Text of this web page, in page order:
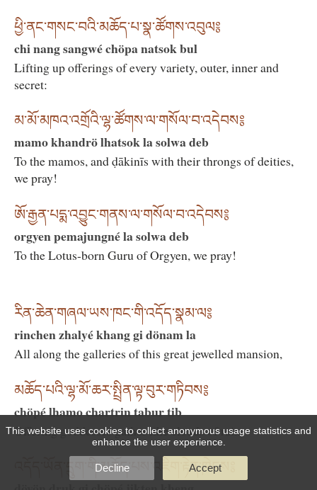
ཕྱི་ནང་གསང་བའི་མཆོད་པ་སྣ་ཚོགས་འབུལ༔
chi nang sangwé chöpa natsok bul
Lifting up offerings of every variety, outer, inner and
secret:
མ་མོ་མཁའ་འགྲོའི་ལྷ་ཚོགས་ལ་གསོལ་བ་འདེབས༔
mamo khandrö lhatsok la solwa deb
To the mamos, and ḍākinīs with their throngs of deities,
we pray!
ཨོ་རྒྱན་པདྨ་འབྱུང་གནས་ལ་གསོལ་བ་འདེབས༔
orgyen pemajungné la solwa deb
To the Lotus-born Guru of Orgyen, we pray!
རིན་ཆེན་གཞལ་ཡས་ཁང་གི་འདོད་སྣམ་ལ༔
rinchen zhalyé khang gi dönam la
All along the galleries of this great jewelled mansion,
མཆོད་པའི་ལྷ་མོ་ཆར་སྤྲིན་ལྟ་བུར་གཏིབས༔
chöpé lhamo chartrin tabur tib
Offering goddesses gather like clouds of rain,
འདོད་ཡོན་དྲུག་གི་མཆོད་པས་འཇིག་རྟེན་ཁེངས༔
This website uses cookies to collect anonymous usage statistics and
enhance the user experience.
Decline Accept